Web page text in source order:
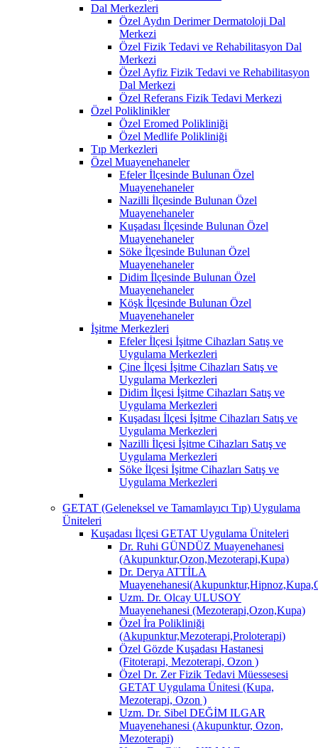
Dal Merkezleri
Özel Aydın Derimer Dermatoloji Dal
Merkezi
Özel Fizik Tedavi ve Rehabilitasyon Dal
Merkezi
Özel Ayfiz Fizik Tedavi ve Rehabilitasyon
Dal Merkezi
Özel Referans Fizik Tedavi Merkezi
Özel Poliklinikler
Özel Eromed Polikliniği
Özel Medlife Polikliniği
Tıp Merkezleri
Özel Muayenehaneler
Efeler İlçesinde Bulunan Özel
Muayenehaneler
Nazilli İlçesinde Bulunan Özel
Muayenehaneler
Kuşadası İlçesinde Bulunan Özel
Muayenehaneler
Söke İlçesinde Bulunan Özel
Muayenehaneler
Didim İlçesinde Bulunan Özel
Muayenehaneler
Köşk İlçesinde Bulunan Özel
Muayenehaneler
İşitme Merkezleri
Efeler İlçesi İşitme Cihazları Satış ve
Uygulama Merkezleri
Çine İlçesi İşitme Cihazları Satış ve
Uygulama Merkezleri
Didim İlçesi İşitme Cihazları Satış ve
Uygulama Merkezleri
Kuşadası İlçesi İşitme Cihazları Satış ve
Uygulama Merkezleri
Nazilli İlçesi İşitme Cihazları Satış ve
Uygulama Merkezleri
Söke İlçesi İşitme Cihazları Satış ve
Uygulama Merkezleri
GETAT (Geleneksel ve Tamamlayıcı Tıp) Uygulama
Üniteleri
Kuşadası İlçesi GETAT Uygulama Üniteleri
Dr. Ruhi GÜNDÜZ Muayenehanesi
(Akupunktur,Ozon,Mezoterapi,Kupa)
Dr. Derya ATTİLA
Uzm. Dr. Olcay ULUSOY
Muayenehanesi (Mezoterapi,Ozon,Kupa)
Özel İra Polikliniği
(Akupunktur,Mezoterapi,Proloterapi)
Özel Gözde Kuşadası Hastanesi
(Fitoterapi, Mezoterapi, Ozon )
Özel Dr. Zer Fizik Tedavi Müessesesi
GETAT Uygulama Ünitesi (Kupa,
Mezoterapi, Ozon )
Uzm. Dr. Sibel DEĞİM ILGAR
Muayenehanesi (Akupunktur, Ozon,
Mezoterapi)